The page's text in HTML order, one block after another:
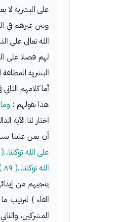
على البشرية لا
وبين غيرهم في
الله تعالى على
لهم فضلا على
البشرية
أما كلامهم
هذا بقولهم :
اختار لنا
أن يمن علينا
على الله توكلنا...( ٨٩ )
الله توكلنا...( ٨٩ )
ينجيهم من
الفاء ) لترتيب
المشركين،